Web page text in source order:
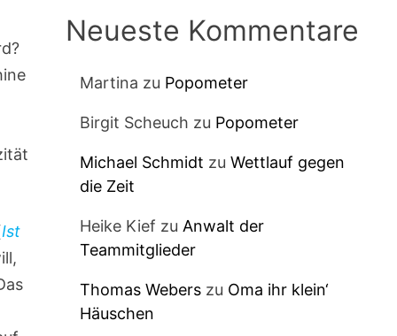
Ist
Neueste Kommentare
Martina zu Popometer
Birgit Scheuch zu Popometer
Michael Schmidt zu Wettlauf gegen
die Zeit
Heike Kief zu Anwalt der
Teammitglieder
Thomas Weberszu Oma ihr klein‘
Häuschen